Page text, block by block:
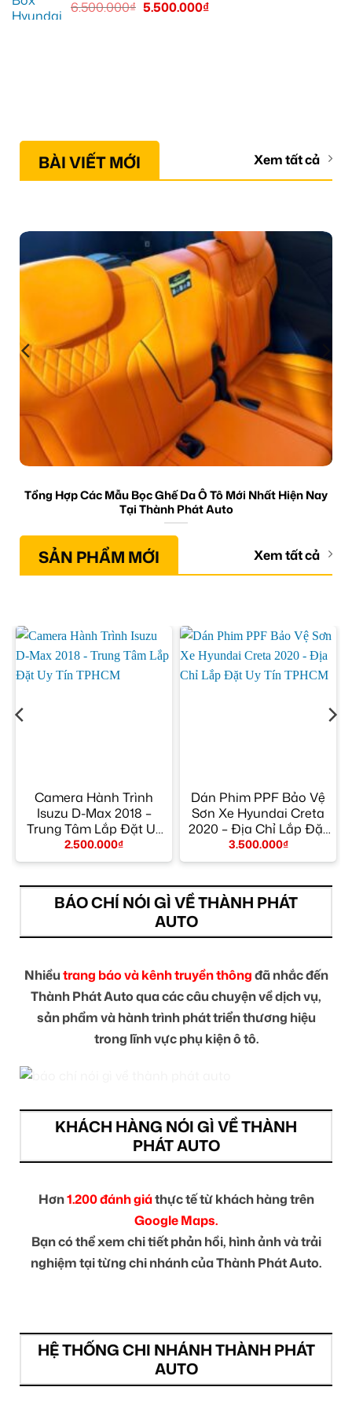
6.500.000₫ 5.500.000₫
BÀI VIẾT MỚI Xem tất cả
Tổng Hợp Các Mẫu Bọc Ghế Da Ô Tô Mới Nhất Hiện Nay
Tại Thành Phát Auto
SẢN PHẨM MỚI Xem tất cả
Camera Hành Trình
Isuzu D-Max 2018 –
Trung Tâm Lắp Đặt Uy
Tín TPHCM
2.500.000₫
Dán Phim PPF Bảo Vệ
Sơn Xe Hyundai Creta
2020 – Địa Chỉ Lắp Đặt
Uy Tín TPHCM
3.500.000₫
BÁO CHÍ NÓI GÌ VỀ THÀNH PHÁT
AUTO
Nhiềutrang báo và kênh truyền thôngđã nhắc đến
Thành Phát Auto qua các câu chuyện về dịch vụ,
sản phẩm và hành trình phát triển thương hiệu
trong lĩnh vực phụ kiện ô tô.
KHÁCH HÀNG NÓI GÌ VỀ THÀNH
PHÁT AUTO
Hơn1.200 đánh giáthực tế từ khách hàng trên
Google Maps.
Bạn có thể xem chi tiết phản hồi, hình ảnh và trải
nghiệm tại từng chi nhánh của Thành Phát Auto.
HỆ THỐNG CHI NHÁNH THÀNH PHÁT
AUTO